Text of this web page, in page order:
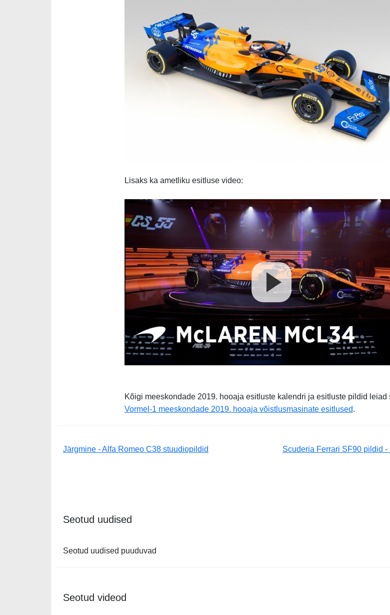
Lisaks ka ametliku esitluse video:
Kõigi meeskondade 2019. hooaja esitluste kalendri ja esitluste pildid leiad
Vormel-1 meeskondade 2019. hooaja võistlusmasinate esitlused.
Järgmine - Alfa Romeo C38 stuudiopildid Scuderia Ferrari SF90 pildid -
Seotud uudised
Seotud uudised puuduvad
Seotud videod